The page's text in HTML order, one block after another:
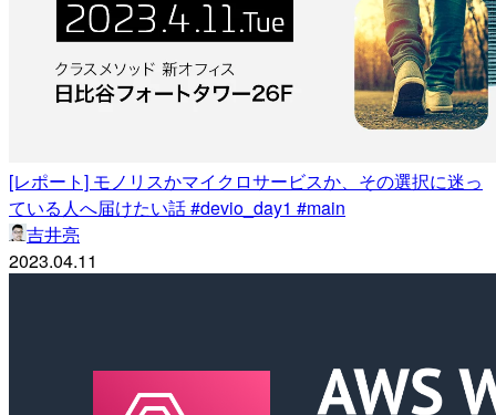
[レポート] モノリスかマイクロサービスか、その選択に迷っ
ている人へ届けたい話 #devio_day1 #main
吉井亮
2023.04.11